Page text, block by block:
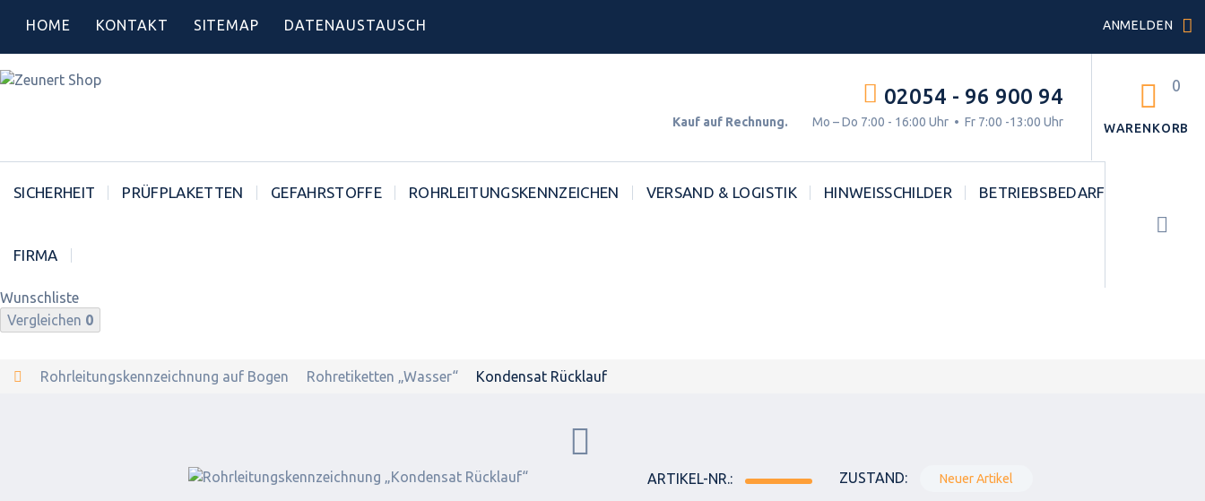
HOME KONTAKT SITEMAP DATENAUSTAUSCH ANMELDEN
WARENKORB
0
02054 - 96 900 94
Kauf auf Rechnung. Mo – Do 7:00 - 16:00 Uhr • Fr 7:00 -13:00 Uhr
SICHERHEIT PRÜFPLAKETTEN GEFAHRSTOFFE ROHRLEITUNGSKENNZEICHEN VERSAND & LOGISTIK HINWEISSCHILDER BETRIEBSBEDARF
FIRMA
Wunschliste
Vergleichen 0
Rohrleitungskennzeichnung auf Bogen Rohretiketten „Wasser“ Kondensat Rücklauf
ARTIKEL-NR.: ZUSTAND: Neuer Artikel